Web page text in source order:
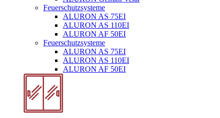
Feuerschutzsysteme
ALURON AS 75EI
ALURON AS 110EI
ALURON AF 50EI
Feuerschutzsysteme
ALURON AS 75EI
ALURON AS 110EI
ALURON AF 50EI